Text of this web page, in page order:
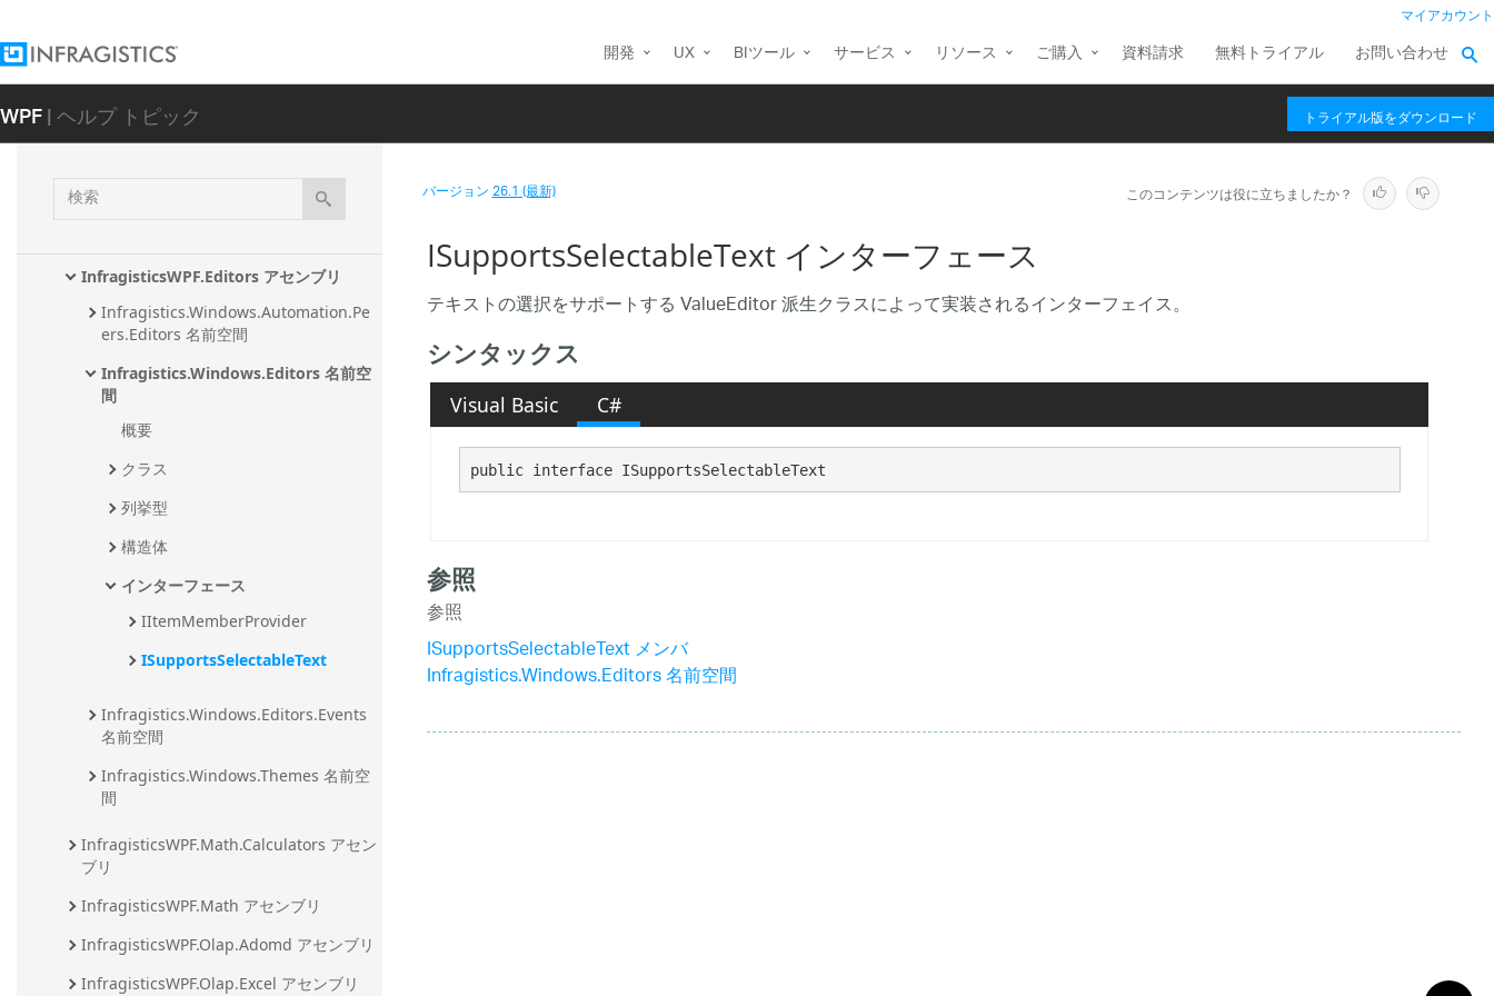
マイアカウント
開発 UX BIツール サービス リソース ご購入 資料請求 無料トライアル お問い合わせ
WPF| ヘルプ トピック トライアル版をダウンロード
検
索
InfragisticsWPF.Documents.TextDocum
InfragisticsWPF.Documents.TextDocum
ent.TSql アセンブリ
InfragisticsWPF.Documents.TextDocum
ent.VisualBasic アセンブリ
InfragisticsWPF.Editors アセンブリ
Infragistics.Windows.Automation.Pe
ers.Editors 名前空間
Infragistics.Windows.Editors 名前空
間
概要
クラス
列挙型
構造体
インターフェース
IItemMemberProvider
ISupportsSelectableText
Infragistics.Windows.Editors.Events
名前空間
Infragistics.Windows.Themes 名前空
間
InfragisticsWPF.Math.Calculators アセン
ブリ
InfragisticsWPF.Math アセンブリ
InfragisticsWPF.Olap.Adomd アセンブリ
InfragisticsWPF.Olap.Excel アセンブリ
バージョン26.1 (最新) このコンテンツは役に立ちましたか？
ISupportsSelectableText インターフェース
テキストの選択をサポートする ValueEditor 派生クラスによって実装されるインターフェイス。
シンタックス
Visual Basic C#
public interface ISupportsSelectableText
参照
参照
ISupportsSelectableText メンバ
Infragistics.Windows.Editors 名前空間